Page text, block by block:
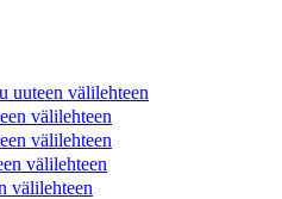
uuteen välilehteen
välilehteen
välilehteen
välilehteen
välilehteen